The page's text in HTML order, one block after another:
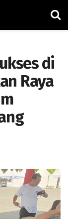
di
Raya